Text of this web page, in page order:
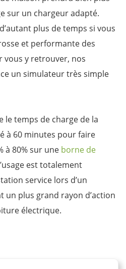
sur un chargeur adapté.
plus de temps si vous
et performante des
vous y retrouver, nos
un simulateur très simple
le temps de charge de la
à 60 minutes pour faire
à 80% sur une borne de
est totalement
service lors d’un
un plus grand rayon d’action
électrique.